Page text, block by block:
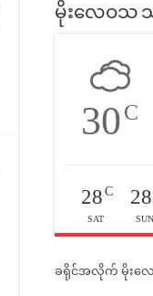
မိုးလေဝသ သ
30C
28 C
SAT
28
SUN
ခရိုင်အလိုက် မိုးလေ